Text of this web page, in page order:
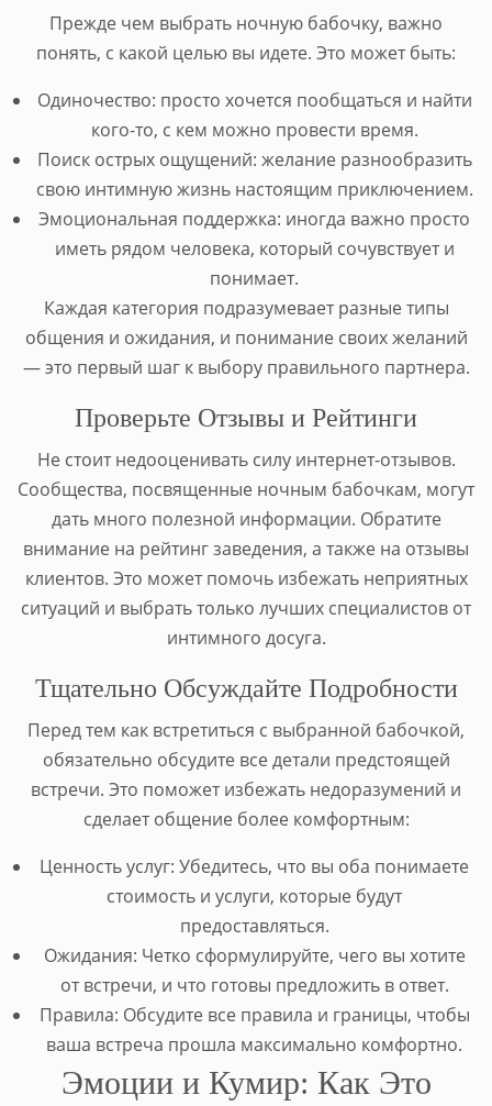
Прежде чем выбрать ночную бабочку, важно
понять, с какой целью вы идете. Это может быть:
Одиночество: просто хочется пообщаться и найти
кого-то, с кем можно провести время.
Поиск острых ощущений: желание разнообразить
свою интимную жизнь настоящим приключением.
Эмоциональная поддержка: иногда важно просто
иметь рядом человека, который сочувствует и
понимает.
Каждая категория подразумевает разные типы
общения и ожидания, и понимание своих желаний
— это первый шаг к выбору правильного партнера.
Проверьте Отзывы и Рейтинги
Не стоит недооценивать силу интернет-отзывов.
Сообщества, посвященные ночным бабочкам, могут
дать много полезной информации. Обратите
внимание на рейтинг заведения, а также на отзывы
клиентов. Это может помочь избежать неприятных
ситуаций и выбрать только лучших специалистов от
интимного досуга.
Тщательно Обсуждайте Подробности
Перед тем как встретиться с выбранной бабочкой,
обязательно обсудите все детали предстоящей
встречи. Это поможет избежать недоразумений и
сделает общение более комфортным:
Ценность услуг: Убедитесь, что вы оба понимаете
стоимость и услуги, которые будут
предоставляться.
Ожидания: Четко сформулируйте, чего вы хотите
от встречи, и что готовы предложить в ответ.
Правила: Обсудите все правила и границы, чтобы
ваша встреча прошла максимально комфортно.
Эмоции и Кумир: Как Это